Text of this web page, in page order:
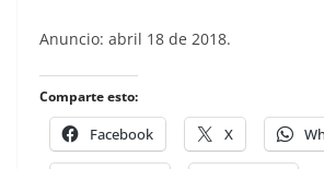
Anuncio: abril 18 de 2018.
Comparte esto:
Facebook X